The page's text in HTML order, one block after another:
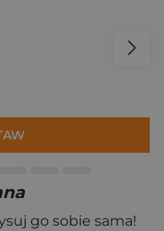
go sobie sama!